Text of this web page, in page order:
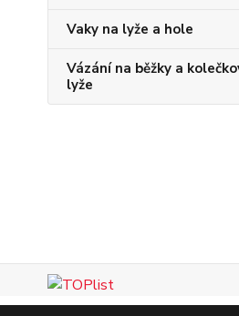
Vaky na lyže a hole
Vázání na běžky a
lyže